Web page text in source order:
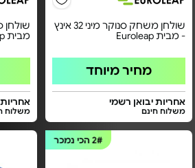
שולחן משחק סנוקר מיני 32 אינץ
- מבית Euroleap
מחיר מיוחד
אחריות יבואן רשמי
משלוח חינם
שולחן
מבית Euroleap
משלוח
2#הכי נמכר